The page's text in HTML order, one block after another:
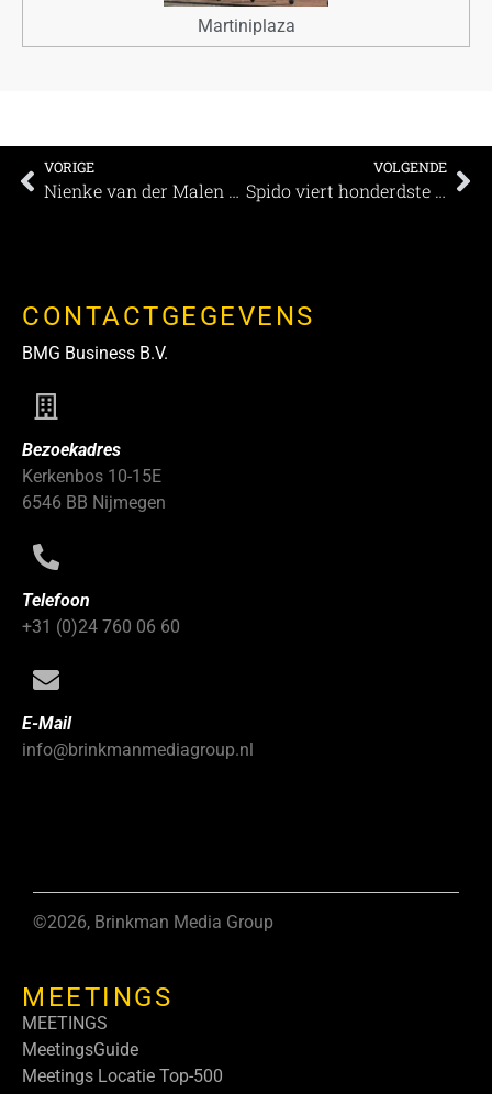
Martiniplaza
VORIGE
Nienke van der Malen vertrekt bij The Hague & Partners
VOLGENDE
Spido viert honderdste verjaardag met doop van nieuw, luxe schip
CONTACTGEGEVENS
BMG Business B.V.
Bezoekadres
Kerkenbos 10-15E
6546 BB Nijmegen
Telefoon
+31 (0)24 760 06 60
E-Mail
info@brinkmanmediagroup.nl
©2026, Brinkman Media Group
MEETINGS
MEETINGS
MeetingsGuide
Meetings Locatie Top-500